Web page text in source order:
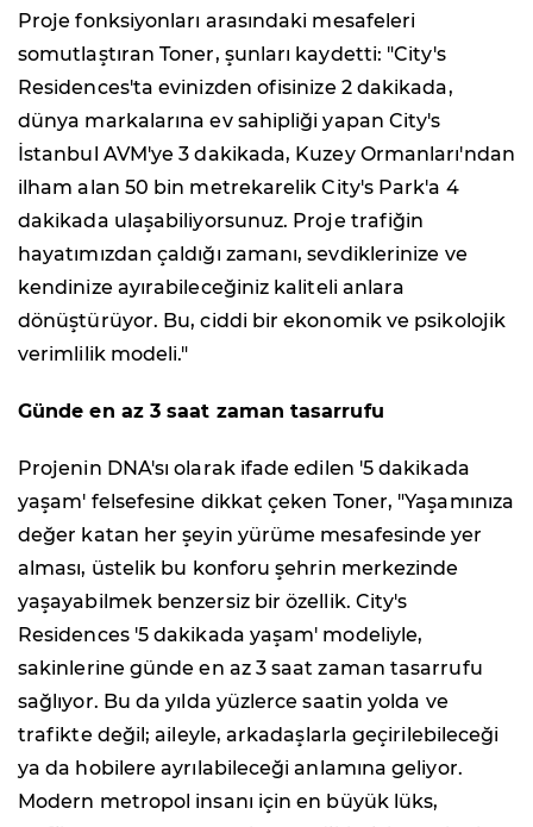
Proje fonksiyonları arasındaki mesafeleri
somutlaştıran Toner, şunları kaydetti: "City's
Residences'ta evinizden ofisinize 2 dakikada,
dünya markalarına ev sahipliği yapan City's
İstanbul AVM'ye 3 dakikada, Kuzey Ormanları'ndan
ilham alan 50 bin metrekarelik City's Park'a 4
dakikada ulaşabiliyorsunuz. Proje trafiğin
hayatımızdan çaldığı zamanı, sevdiklerinize ve
kendinize ayırabileceğiniz kaliteli anlara
dönüştürüyor. Bu, ciddi bir ekonomik ve psikolojik
verimlilik modeli."
Günde en az 3 saat zaman tasarrufu
Projenin DNA'sı olarak ifade edilen '5 dakikada
yaşam' felsefesine dikkat çeken Toner, "Yaşamınıza
değer katan her şeyin yürüme mesafesinde yer
alması, üstelik bu konforu şehrin merkezinde
yaşayabilmek benzersiz bir özellik. City's
Residences '5 dakikada yaşam' modeliyle,
sakinlerine günde en az 3 saat zaman tasarrufu
sağlıyor. Bu da yılda yüzlerce saatin yolda ve
trafikte değil; aileyle, arkadaşlarla geçirilebileceği
ya da hobilere ayrılabileceği anlamına geliyor.
Modern metropol insanı için en büyük lüks,